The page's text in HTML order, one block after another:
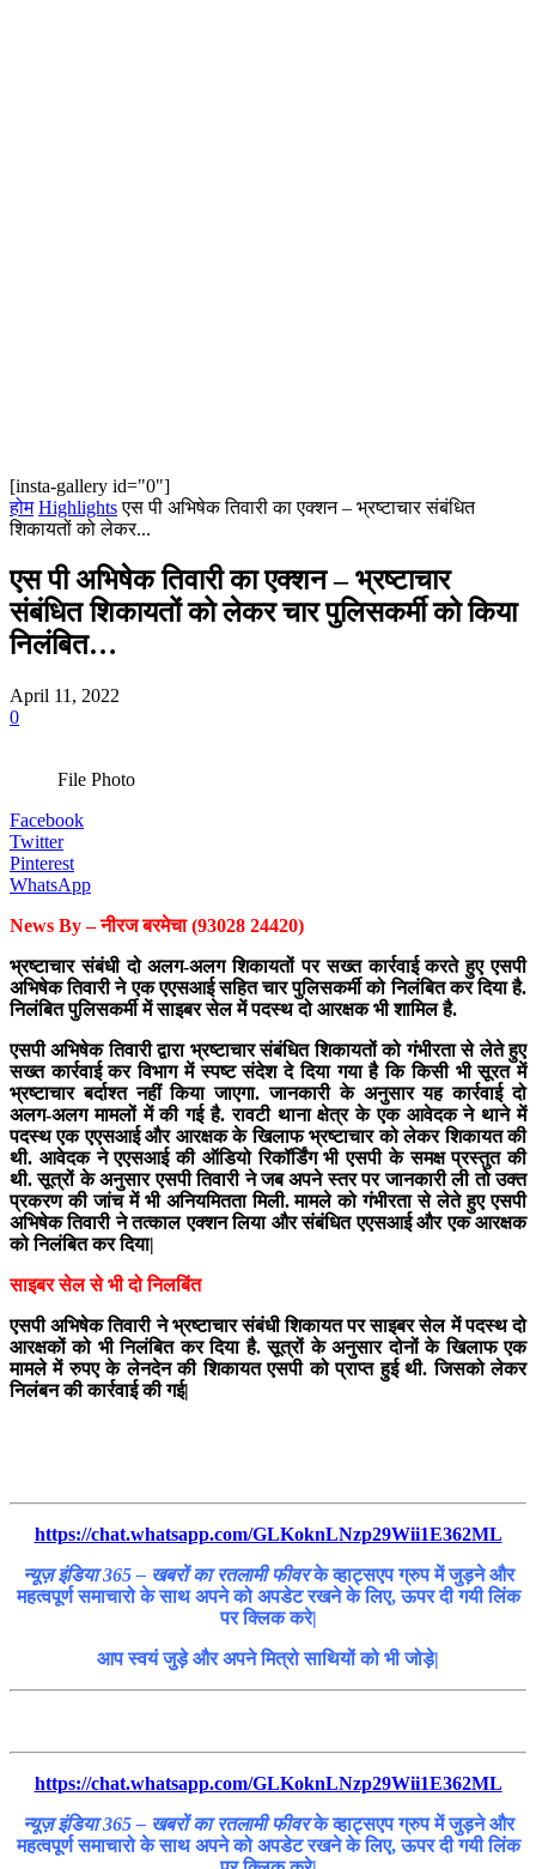
[insta-gallery id="0"]
होम Highlights एस पी अभिषेक तिवारी का एक्शन – भ्रष्टाचार संबंधित
शिकायतों को लेकर...
एस पी अभिषेक तिवारी का एक्शन – भ्रष्टाचार
संबंधित शिकायतों को लेकर चार पुलिसकर्मी को किया
निलंबित…
April 11, 2022
0
File Photo
Facebook
Twitter
Pinterest
WhatsApp
News By – नीरज बरमेचा (93028 24420)
भ्रष्टाचार संबंधी दो अलग-अलग शिकायतों पर सख्त कार्रवाई करते हुए एसपी
अभिषेक तिवारी ने एक एएसआई सहित चार पुलिसकर्मी को निलंबित कर दिया है.
निलंबित पुलिसकर्मी में साइबर सेल में पदस्थ दो आरक्षक भी शामिल है.
एसपी अभिषेक तिवारी द्वारा भ्रष्टाचार संबंधित शिकायतों को गंभीरता से लेते हुए
सख्त कार्रवाई कर विभाग में स्पष्ट संदेश दे दिया गया है कि किसी भी सूरत में
भ्रष्टाचार बर्दाश्त नहीं किया जाएगा. जानकारी के अनुसार यह कार्रवाई दो
अलग-अलग मामलों में की गई है. रावटी थाना क्षेत्र के एक आवेदक ने थाने में
पदस्थ एक एएसआई और आरक्षक के खिलाफ भ्रष्टाचार को लेकर शिकायत की
थी. आवेदक ने एएसआई की ऑडियो रिकॉर्डिंग भी एसपी के समक्ष प्रस्तुत की
थी. सूत्रों के अनुसार एसपी तिवारी ने जब अपने स्तर पर जानकारी ली तो उक्त
प्रकरण की जांच में भी अनियमितता मिली. मामले को गंभीरता से लेते हुए एसपी
अभिषेक तिवारी ने तत्काल एक्शन लिया और संबंधित एएसआई और एक आरक्षक
को निलंबित कर दिया|
साइबर सेल से भी दो निलबिंत
एसपी अभिषेक तिवारी ने भ्रष्टाचार संबंधी शिकायत पर साइबर सेल में पदस्थ दो
आरक्षकों को भी निलंबित कर दिया है. सूत्रों के अनुसार दोनों के खिलाफ एक
मामले में रुपए के लेनदेन की शिकायत एसपी को प्राप्त हुई थी. जिसको लेकर
निलंबन की कार्रवाई की गई|
https://chat.whatsapp.com/GLKoknLNzp29Wii1E362ML
न्यूज़ इंडिया 365 – खबरों का रतलामी फीवरके व्हाट्सएप ग्रुप में जुड़ने और
महत्वपूर्ण समाचारो के साथ अपने को अपडेट रखने के लिए, ऊपर दी गयी लिंक
पर क्लिक करे|
आप स्वयं जुड़े और अपने मित्रो साथियों को भी जोड़े|
https://chat.whatsapp.com/GLKoknLNzp29Wii1E362ML
न्यूज़ इंडिया 365 – खबरों का रतलामी फीवरके व्हाट्सएप ग्रुप में जुड़ने और
महत्वपूर्ण समाचारो के साथ अपने को अपडेट रखने के लिए, ऊपर दी गयी लिंक